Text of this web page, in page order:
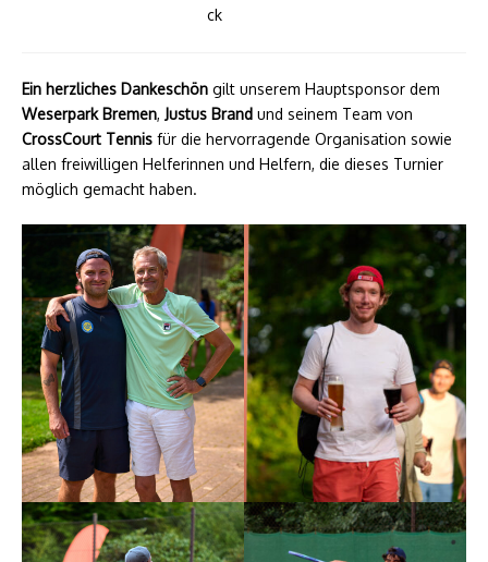
ck
Ein herzliches Dankeschön gilt unserem Hauptsponsor dem
Weserpark Bremen, Justus Brand und seinem Team von
CrossCourt Tennis für die hervorragende Organisation sowie
allen freiwilligen Helferinnen und Helfern, die dieses Turnier
möglich gemacht haben.